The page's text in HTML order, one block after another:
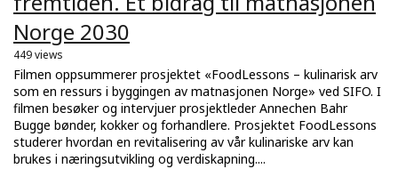
Norge 2030
449 views
Filmen oppsummerer prosjektet «FoodLessons – kulinarisk arv
som en ressurs i byggingen av matnasjonen Norge» ved SIFO. I
filmen besøker og intervjuer prosjektleder Annechen Bahr
Bugge bønder, kokker og forhandlere. Prosjektet FoodLessons
studerer hvordan en revitalisering av vår kulinariske arv kan
brukes i næringsutvikling og verdiskapning....